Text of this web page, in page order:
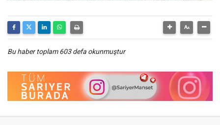
Bu haber toplam 603 defa okunmuştur